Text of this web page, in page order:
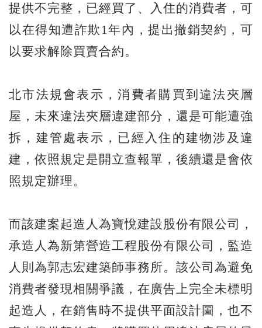
提供不完整，已經買了、入住的消費者，可
以在得知遭詐欺1年內，提出撤銷契約，可
以要求解除買賣合約。
北市法規會表示，消費者購買到違法夾層
屋，未來違法夾層違建部分，還是可能遭強
拆，建管處表示，已經入住的建物涉及違
建，依照規定是開立查報單，後續還是會依
照規定辦理。
而該建案起造人為寶悅建設股份有限公司，
承造人為新第營造工程股份有限公司，監造
人則為郭志宏建築師事務所。該公司為避免
消費者發現相關爭議，在廣告上完全未標明
起造人，在銷售時不提供平面設計圖，也不